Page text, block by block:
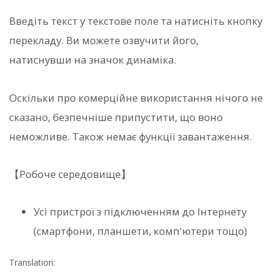
Введіть текст у текстове поле та натисніть кнопку
перекладу. Ви можете озвучити його,
натиснувши на значок динаміка.
Оскільки про комерційне використання нічого не
сказано, безпечніше припустити, що воно
неможливе. Також немає функції завантаження.
【Робоче середовище】
Усі пристрої з підключенням до Інтернету
(смартфони, планшети, комп'ютери тощо)
Translation: